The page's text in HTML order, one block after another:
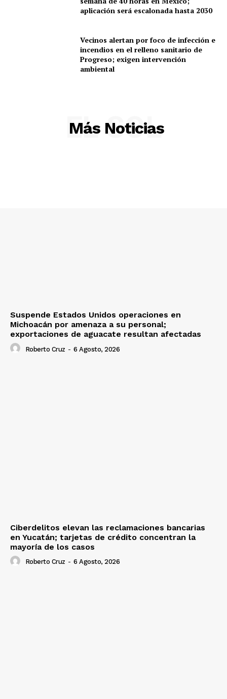
aplicación será escalonada hasta 2030
Vecinos alertan por foco de infección e
incendios en el relleno sanitario de
Progreso; exigen intervención
ambiental
Más Noticias
EL SOL
Suspende Estados Unidos operaciones en
Michoacán por amenaza a su personal;
exportaciones de aguacate resultan afectadas
Roberto Cruz - 6 Agosto, 2026
Ciberdelitos elevan las reclamaciones bancarias
en Yucatán; tarjetas de crédito concentran la
mayoría de los casos
Roberto Cruz - 6 Agosto, 2026